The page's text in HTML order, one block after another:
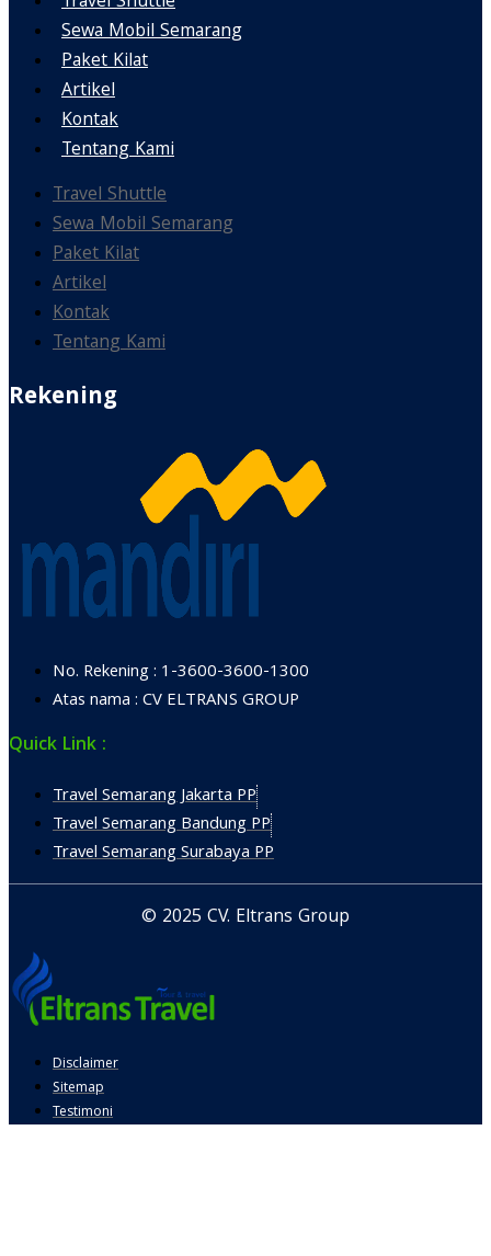
Sewa Mobil Semarang
Paket Kilat
Artikel
Kontak
Tentang Kami
Travel Shuttle
Sewa Mobil Semarang
Paket Kilat
Artikel
Kontak
Tentang Kami
Rekening
No. Rekening : 1-3600-3600-1300
Atas nama : CV ELTRANS GROUP
Quick Link :
Travel Semarang Jakarta PP
Travel Semarang Bandung PP
Travel Semarang Surabaya PP
© 2025 CV. Eltrans Group
Disclaimer
Sitemap
Testimoni